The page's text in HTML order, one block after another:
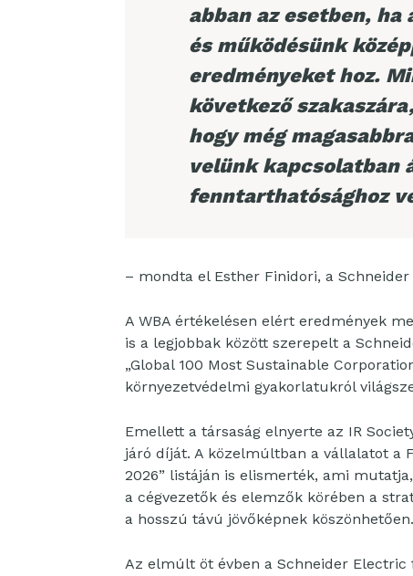
abban az esetben,
és működésünk
eredményeket hoz.
következő
hogy még
velünk kapcsolatban
fenntarthatósághoz
– mondta el Esther Finidori, a
A WBA értékelésen elért eredmények
is a legjobbak között szerepelt a
„Global 100 Most Sustainable
környezetvédelmi gyakorlatukról
Emellett a társaság elnyerte az IR
járó díját. A közelmúltban a vállalatot a
2026” listáján is elismerték, ami
a cégvezetők és elemzők körében a
a hosszú távú jövőképnek köszönhetően.
Az elmúlt öt évben a Schneider